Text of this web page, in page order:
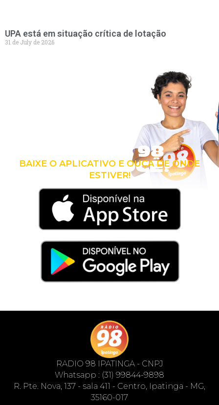
UPA está em situação crítica de lotação
31 de July de 2026
LEVE A 98
COM VOCÊ!
BAIXE O APLICATIVO E OUÇA DE ONDE
ESTIVER!
RADIO 98 IPATINGA - CNPJ
Whatsapp : (31) 99844-9898
R. Pte. Nova, 137 - sala 411 - Centro, Ipatinga - MG,
35160-017